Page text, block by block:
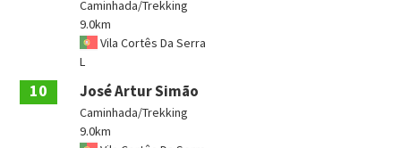
Caminhada/Trekking
9.0km
Vila Cortês Da Serra
L
10 José Artur Simão
Caminhada/Trekking
9.0km